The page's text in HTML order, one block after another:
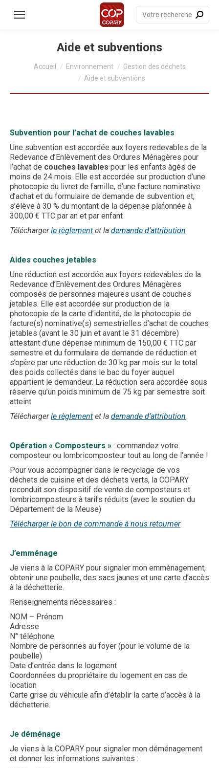
principal
Recherche
:
Aide et subventions
Accueil Environnement
Gestion des déchets
Aide et subventions
Subvention pour l’achat de couches lavables
Une subvention est accordée aux foyers redevables de la
Redevance d’Enlèvement des Ordures Ménagères pour
l’achat de couches lavables pour les enfants âgés de
moins de 24 mois. Elle est accordée sur production d’une
photocopie du livret de famille, d’une facture nominative
d’achat et du formulaire de demande de subvention et,
s’élève à 30 % du montant de la dépense plafonnée à
300,00 € TTC par an et par enfant
Téléchargerle règlement et la demande d’attribution
Aides couches jetables
Une réduction est accordée aux foyers redevables de la
Redevance d’Enlèvement des Ordures Ménagères
composés de personnes majeures usant de couches
jetables. Elle est accordée sur production de la
photocopie de la carte d’identité, de la photocopie de
facture(s) nominative(s) semestrielles d’achat de couches
jetables (avant le 30 juin et avant le 31 décembre)
attestant d’une dépense minimum de 150,00 € TTC par
semestre et du formulaire de demande de réduction et
s’opère par une réduction de 30 kg par mois sur le total
des poids collectés dans le bac du foyer auquel
appartient le demandeur. La réduction sera accordée sous
réserve qu’un poids minimum de 75 kg par semestre soit
atteint
Téléchargerle règlement et la demande d’attribution
Opération « Composteurs » : commandez votre
composteur ou lombricomposteur tout au long de l’année !
Pour vous accompagner dans le recyclage de vos
déchets de cuisine et des déchets verts, la COPARY
reconduit son dispositif de vente de composteurs et
lombricomposteurs à tarifs réduits (avec le soutien du
Département de la Meuse)
Télécharger le bon de commande à nous retourner
J’emménage
Je viens à la COPARY pour signaler mon emménagement,
obtenir une poubelle, des sacs jaunes et une carte d’accès
à la déchetterie.
Renseignements nécessaires :
NOM – Prénom
Adresse
N° téléphone
Nombre de personnes au foyer (pour le volume de la
poubelle)
Date d’entrée dans le logement
Coordonnées du propriétaire du logement en cas de
location
Carte grise du véhicule afin d’établir la carte d’accès à la
déchetterie.
Je déménage
Je viens à la COPARY pour signaler mon déménagement
et donner les informations suivantes :